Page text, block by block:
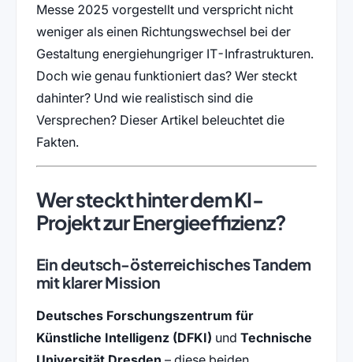
Messe 2025 vorgestellt und verspricht nicht
weniger als einen Richtungswechsel bei der
Gestaltung energiehungriger IT-Infrastrukturen.
Doch wie genau funktioniert das? Wer steckt
dahinter? Und wie realistisch sind die
Versprechen? Dieser Artikel beleuchtet die
Fakten.
Wer steckt hinter dem KI-
Projekt zur Energieeffizienz?
Ein deutsch-österreichisches Tandem
mit klarer Mission
Deutsches Forschungszentrum für
Künstliche Intelligenz (DFKI) und Technische